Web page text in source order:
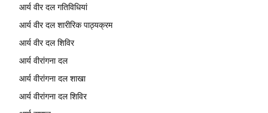
आर्य वीर दल गतिविधियां
आर्य वीर दल शारीरिक पाठ्यक्रम
आर्य वीर दल शिविर
आर्य वीरांगना दल
आर्य वीरांगना दल शाखा
आर्य वीरांगना दल शिविर